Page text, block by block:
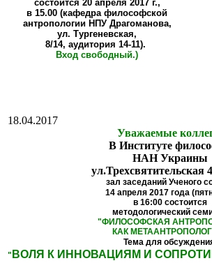
состоится 20 апреля 2017 г.,
в 15.00 (кафедра философской
антропологии НПУ Драгоманова,
ул. Тургеневская,
8/14, аудитория 14-11).
Вход свободный.)
18.04.2017
Уважаемые
В Институте
НАН Украины
ул.Трехсвятительская
зал заседаний Ученого
14 апреля 2017 года
в 16:00 состоится
методологический
"ФИЛОСОФСКАЯ
КАК
Тема для
" ВОЛЯ К ИННОВАЦИЯМ И